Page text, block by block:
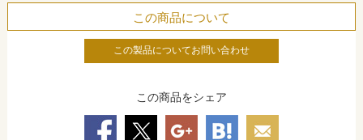
この商品について
この製品についてお問い合わせ
この商品をシェア